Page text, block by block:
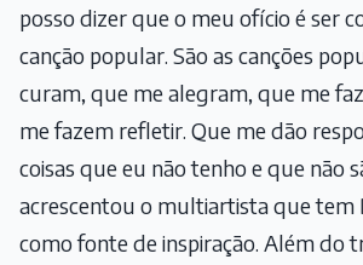
posso dizer que o meu ofício é ser
canção popular. São as canções
curam, que me alegram, que me
me fazem refletir. Que me dão
coisas que eu não tenho e que não
acrescentou o multiartista que tem
como fonte de inspiração. Além do